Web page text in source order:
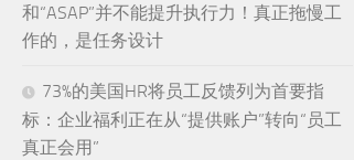
和“ASAP”并不能提升执行力！真正拖慢工
作的，是任务设计
73%的美国HR将员工反馈列为首要指
标：企业福利正在从“提供账户”转向“员工
真正会用”